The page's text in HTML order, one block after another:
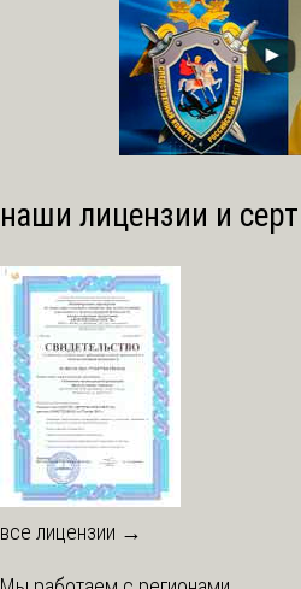
наши лицензии и
все лицензии →